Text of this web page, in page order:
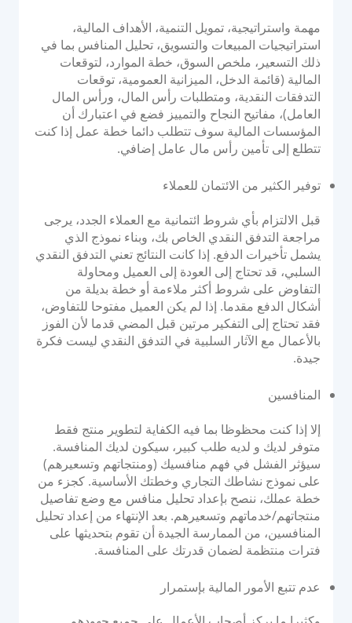
الشركة
القوة
قصتنا
الشراكات
الوظائف
اتصل بنا
مهمة واستراتيجية، تمويل التنمية، الأهداف المالية،
استراتيجيات المبيعات والتسويق، تحليل المنافس بما في
ذلك التسعير، ملخص السوق، خطة الموارد، لتوقعات
المالية (قائمة الدخل، الميزانية العمومية، توقعات
التدفقات النقدية، ومتطلبات رأس المال، ورأس المال
العامل)، مفاتیح النجاح والتمییز فضع في اعتبارك أن
المؤسسات المالیة سوف تتطلب دائما خطة عمل إذا کنت
تتطلع إلی تأمین رأس مال عامل إضافي.
توفير الكثير من الائتمان للعملاء
قبل الالتزام بأي شروط ائتمانية مع العملاء الجدد، يرجى
مراجعة التدفق النقدي الخاص بك، وبناء نموذج الذي
يشمل تأخيرات الدفع. إذا كانت النتائج تعني التدفق النقدي
السلبي، قد تحتاج إلى العودة إلى العميل ومحاولة
التفاوض على شروط أكثر ملاءمة أو خطة بديلة من
أشكال الدفع مقدما. إذا لم يكن العميل مفتوحا للتفاوض،
فقد تحتاج إلى التفكير مرتين قبل المضي قدما لأن الفوز
بالأعمال مع الآثار السلبية في التدفق النقدي ليست فكرة
جيدة.
المنافسين
إلا إذا كنت محظوظا بما فيه الكفاية لتطوير منتج فقط
متوفر لديك و لديه طلب كبير، سيكون لديك المنافسة.
سيؤثر الفشل في فهم منافسيك (ومنتجاتهم وتسعيرهم)
على نموذج نشاطك التجاري وخطتك الأساسية. كجزء من
خطة عملك، ننصح بإعداد تحليل منافس مع وضع تفاصيل
منتجاتهم/خدماتهم وتسعيرهم. بعد الإنتهاء من إعداد تحلیل
المنافسین، من الممارسة الجیدة أن تقوم بتحدیثھا علی
فترات منتظمة لضمان قدرتك على المنافسة.
عدم تتبع الأمور المالية بإستمرار